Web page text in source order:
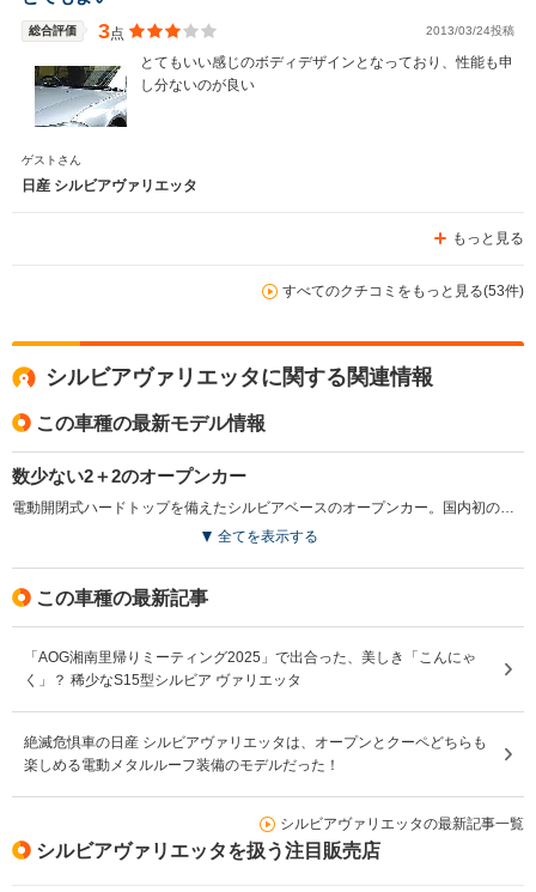
総合評価 3点 2013/03/24投稿
とてもいい感じのボディデザインとなっており、性能も申
し分ないのが良い
ゲストさん
日産 シルビアヴァリエッタ
もっと見る
すべてのクチコミをもっと見る(53件)
シルビアヴァリエッタに関する関連情報
この車種の最新モデル情報
数少ない2＋2のオープンカー
電動開閉式ハードトップを備えたシルビアベースのオープンカー。国内初のフルオープンタイプ電動メタルルーフ“ヴァリアブルメタルルーフ”は、手元のスイッチ操作により約20秒で開閉が可能。オープン時にはルーフが完全にトランクルームに収納され、美しいオープンスタイルを手軽に楽しめる。エンジンは縦置き2Lの直4と5MT／4ATの組み合わせ。リアシートも用意されるが乗車定員は2+2、あくまで補助的なスペースだ。見る角度や光の加減で微妙に光沢が変わるというモルフォトーンクロスのスポーツシート、本革巻きステアリング＆シフトノブ、強化ヒーターなど専用装備や追加装備も充実。（2000.7）
全てを表示する
この車種の最新記事
「AOG湘南里帰りミーティング2025」で出合った、美しき「こんにゃ
く」？ 稀少なS15型シルビア ヴァリエッタ
絶滅危惧車の日産 シルビアヴァリエッタは、オープンとクーペどちらも
楽しめる電動メタルルーフ装備のモデルだった！
シルビアヴァリエッタの最新記事一覧
シルビアヴァリエッタを扱う注目販売店